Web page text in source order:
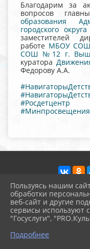
Благодарим за
вопросов
образования
городского округа
заместителей
работе МБОУ
СОШ №12 г.
куратора
Федорову А.А.
#Росдетцентр
#Минпросвещения
2026 г. vvschool7.ru
Вход
Карта сайта
Политика обработки
Пользуясь нашим
обработки
веб-сайт и другие
сервисы используют
"Госуслуги",
Подробнее